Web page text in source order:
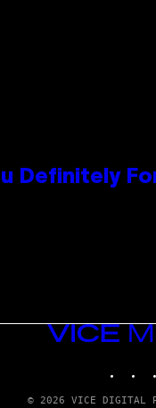
Definitely
VICE
MEDIA
© 2026 VICE DIGITAL